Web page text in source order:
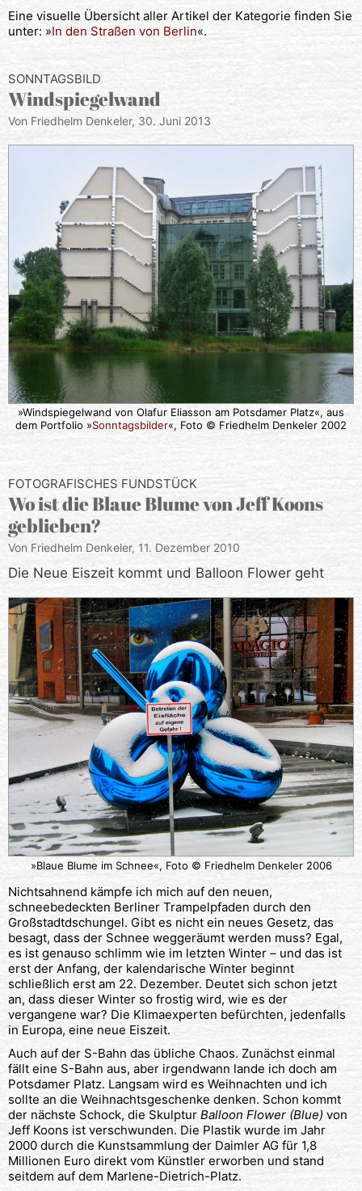
Eine visuelle Übersicht aller Artikel der Kategorie finden Sie
unter: »In den Straßen von Berlin«.
SONNTAGSBILD
Windspiegelwand
Von Friedhelm Denkeler, 30. Juni 2013
»Windspiegelwand von Olafur Eliasson am Potsdamer Platz«, aus
dem Portfolio »Sonntagsbilder«, Foto © Friedhelm Denkeler 2002
FOTOGRAFISCHES FUNDSTÜCK
Wo ist die Blaue Blume von Jeff Koons
geblieben?
Von Friedhelm Denkeler, 11. Dezember 2010
Die Neue Eiszeit kommt und Balloon Flower geht
»Blaue Blume im Schnee«, Foto © Friedhelm Denkeler 2006
Nichtsahnend kämpfe ich mich auf den neuen,
schneebedeckten Berliner Trampelpfaden durch den
Großstadtdschungel. Gibt es nicht ein neues Gesetz, das
besagt, dass der Schnee weggeräumt werden muss? Egal,
es ist genauso schlimm wie im letzten Winter – und das ist
erst der Anfang, der kalendarische Winter beginnt
schließlich erst am 22. Dezember. Deutet sich schon jetzt
an, dass dieser Winter so frostig wird, wie es der
vergangene war? Die Klimaexperten befürchten, jedenfalls
in Europa, eine neue Eiszeit.
Auch auf der S-Bahn das übliche Chaos. Zunächst einmal
fällt eine S-Bahn aus, aber irgendwann lande ich doch am
Potsdamer Platz. Langsam wird es Weihnachten und ich
sollte an die Weihnachtsgeschenke denken. Schon kommt
der nächste Schock, die Skulptur Balloon Flower (Blue) von
Jeff Koons ist verschwunden. Die Plastik wurde im Jahr
2000 durch die Kunstsammlung der Daimler AG für 1,8
Millionen Euro direkt vom Künstler erworben und stand
seitdem auf dem Marlene-Dietrich-Platz.